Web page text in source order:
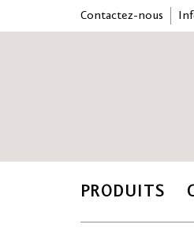
Contactez-nous
PRODUITS